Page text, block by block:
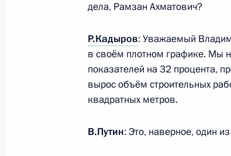
делегаций, прибывших в
8 мая 2025 года, 20:30
8 мая 2025 года, 14:30 Москва,
дела, Рамзан Ахматович?
Р.Кадыров: Уважаемый
в своём плотном графике. Мы
показателей на 32 процента,
вырос объём строительных
квадратных метров.
В.Путин: Это, наверное, один